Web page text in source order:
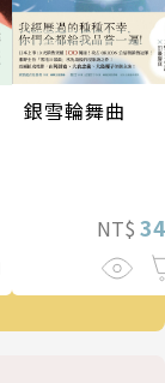
銀雪輪舞曲
NT$